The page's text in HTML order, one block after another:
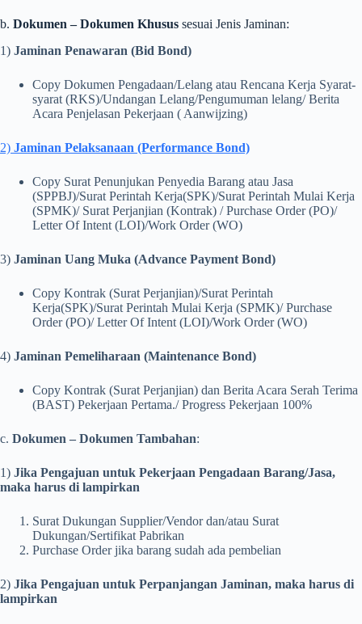
b. Dokumen – Dokumen Khusus sesuai Jenis Jaminan:
1) Jaminan Penawaran (Bid Bond)
Copy Dokumen Pengadaan/Lelang atau Rencana Kerja Syarat-
syarat (RKS)/Undangan Lelang/Pengumuman lelang/ Berita
Acara Penjelasan Pekerjaan ( Aanwijzing)
2) Jaminan Pelaksanaan (Performance Bond)
Copy Surat Penunjukan Penyedia Barang atau Jasa
(SPPBJ)/Surat Perintah Kerja(SPK)/Surat Perintah Mulai Kerja
(SPMK)/ Surat Perjanjian (Kontrak) / Purchase Order (PO)/
Letter Of Intent (LOI)/Work Order (WO)
3) Jaminan Uang Muka (Advance Payment Bond)
Copy Kontrak (Surat Perjanjian)/Surat Perintah
Kerja(SPK)/Surat Perintah Mulai Kerja (SPMK)/ Purchase
Order (PO)/ Letter Of Intent (LOI)/Work Order (WO)
4) Jaminan Pemeliharaan (Maintenance Bond)
Copy Kontrak (Surat Perjanjian) dan Berita Acara Serah Terima
(BAST) Pekerjaan Pertama./ Progress Pekerjaan 100%
c. Dokumen – Dokumen Tambahan:
1) Jika Pengajuan untuk Pekerjaan Pengadaan Barang/Jasa,
maka harus di lampirkan
Surat Dukungan Supplier/Vendor dan/atau Surat
Dukungan/Sertifikat Pabrikan
Purchase Order jika barang sudah ada pembelian
2) Jika Pengajuan untuk Perpanjangan Jaminan, maka harus di
lampirkan